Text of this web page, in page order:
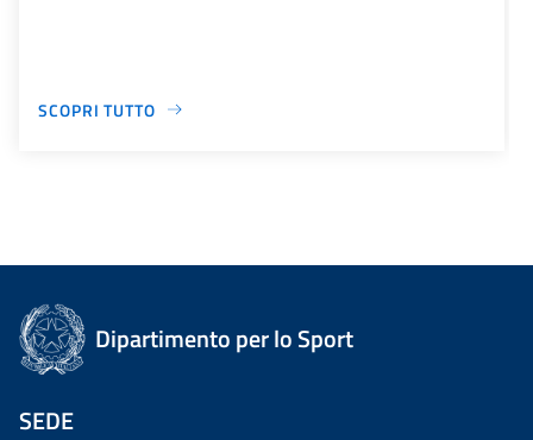
SCOPRI TUTTO
Dipartimento per lo Sport
SEDE